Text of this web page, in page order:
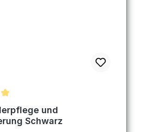
Bewertung von 5 von 5 Sternen
und
Schwarz